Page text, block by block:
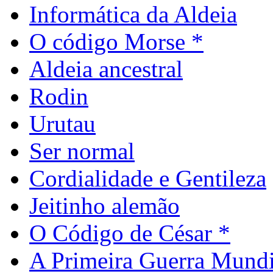
Informática da Aldeia
O código Morse *
Aldeia ancestral
Rodin
Urutau
Ser normal
Cordialidade e Gentileza
Jeitinho alemão
O Código de César *
A Primeira Guerra